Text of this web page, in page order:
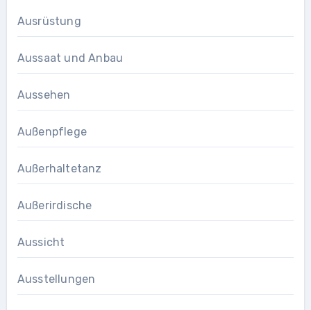
Ausrüstung
Aussaat und Anbau
Aussehen
Außenpflege
Außerhaltetanz
Außerirdische
Aussicht
Ausstellungen